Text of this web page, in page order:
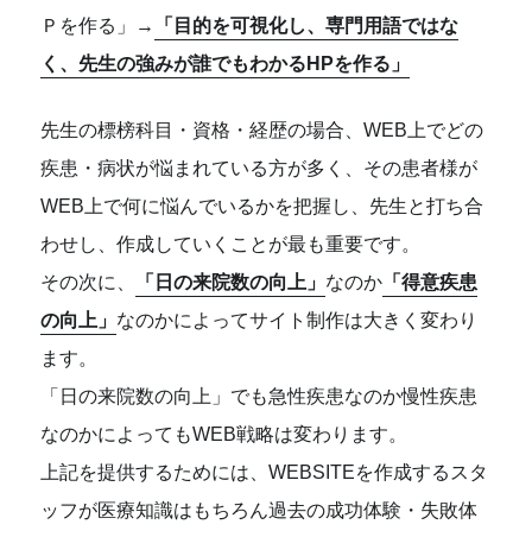
Ｐを作る」→
「目的を可視化し、専門用語ではな
く、先生の強みが誰でもわかるHPを作る」
先生の標榜科目・資格・経歴の場合、WEB上でどの
疾患・病状が悩まれている方が多く、その患者様が
WEB上で何に悩んでいるかを把握し、先生と打ち合
わせし、作成していくことが最も重要です。
その次に、
「日の来院数の向上」 なのか 「得意疾患
の向上」 なのかによってサイト制作は大きく変わり
ます。
「日の来院数の向上」でも急性疾患なのか慢性疾患
なのかによってもWEB戦略は変わります。
上記を提供するためには、WEBSITEを作成するスタ
ッフが医療知識はもちろん過去の成功体験・失敗体